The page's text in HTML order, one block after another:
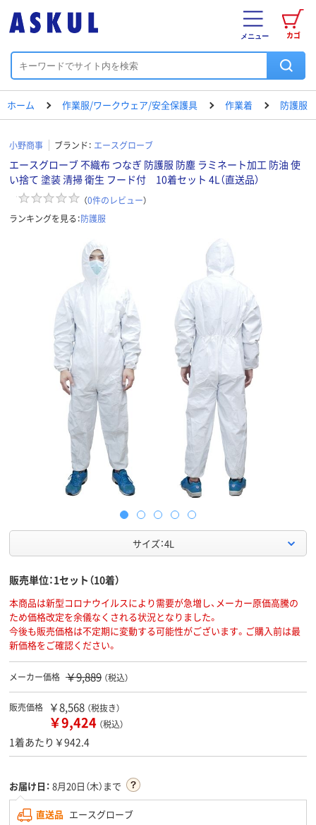
カゴ
メニュー
ホーム 作業服/ワークウェア/安全保護具 作業着 防護服
小野商事 ブランド： エースグローブ
エースグローブ 不織布 つなぎ 防護服 防塵 ラミネート加工 防油 使
い捨て 塗装 清掃 衛生 フード付 10着セット 4L（直送品）
（0件のレビュー）
ランキングを見る：防護服
サイズ：4L
販売単位：1セット（10着）
本商品は新型コロナウイルスにより需要が急増し、メーカー原価高騰の
ため価格改定を余儀なくされる状況となりました。
今後も販売価格は不定期に変動する可能性がございます。ご購入前は最
新価格をご確認ください。
メーカー価格 ￥9,889 （税込）
販売価格 ￥8,568 （税抜き）
￥9,424 （税込）
1着あたり￥942.4
お届け日： 8月20日（木）まで
直送品 エースグローブ